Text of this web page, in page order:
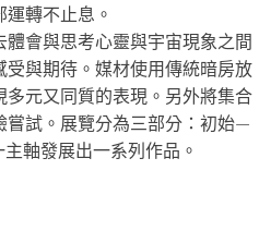
轉不止息。
會與思考心靈與宇宙現象之間
與期待。媒材使用傳統暗房放
元又同質的表現。另外將集合
嘗試。展覽分為三部分：初始—
軸發展出一系列作品。